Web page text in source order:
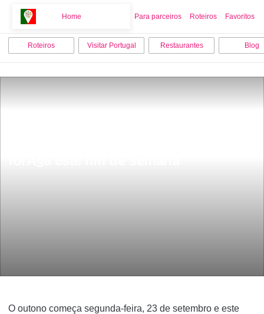
Home Para parceiros Roteiros Favoritos
Home
Roteiros Visitar Portugal Restaurantes Blog
O outono começa segunda-feira, 23 de setembro e este